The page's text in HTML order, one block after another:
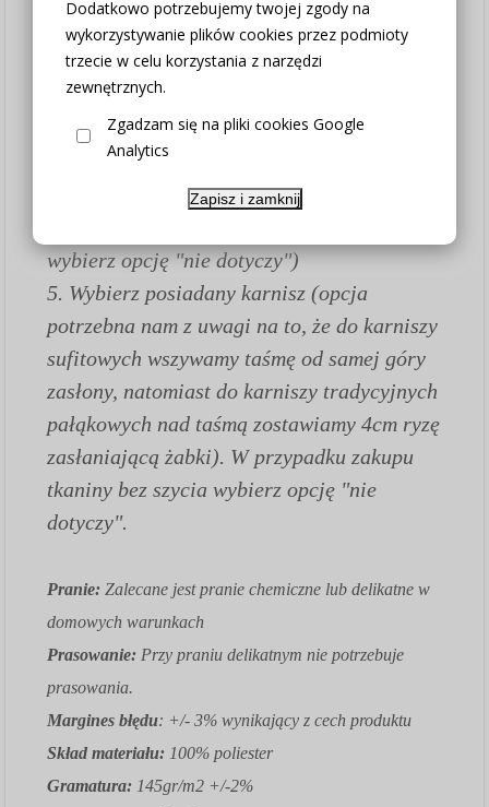
Dodatkowo potrzebujemy twojej zgody na
wykorzystywanie plików cookies przez podmioty
trzecie w celu korzystania z narzędzi
zewnętrznych.
Zgadzam się na pliki cookies Google
Analytics
Zapisz i zamknij
wybranym wymiarze (w opcji "Firana na
metry bez szycia" wszystkie poniższe
pozostałe parametry ustaw "nie dotyczy")
2. Wybierz potrzebną szerokość
3. Wybierz potrzebną wysokość
4. Wybierz metodę zawieszenia (w
wybierz opcję "nie dotyczy")
5. Wybierz posiadany karnisz (opcja
potrzebna nam z uwagi na to, że do karniszy
sufitowych wszywamy taśmę od samej góry
zasłony, natomiast do karniszy tradycyjnych
pałąkowych nad taśmą zostawiamy 4cm ryzę
zasłaniającą żabki). W przypadku zakupu
tkaniny bez szycia wybierz opcję "nie
dotyczy".
Pranie: Zalecane jest pranie chemiczne lub delikatne w
domowych warunkach
Prasowanie: Przy praniu delikatnym nie potrzebuje
prasowania.
Margines błędu: +/- 3% wynikający z cech produktu
Skład materiału: 100% poliester
Gramatura: 145gr/m2 +/-2%